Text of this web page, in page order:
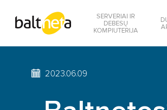
SERVERIAI IR
DEBESŲ
KOMPIUTERIJA
2023.06.09